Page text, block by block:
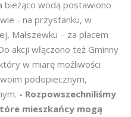
bieżąco wodą postawiono
- na przystanku, w
Małszewku – za placem
akcji włączono też Gminny
w miarę możliwości
podopiecznym,
- Rozpowszechniliśmy
mieszkańcy mogą